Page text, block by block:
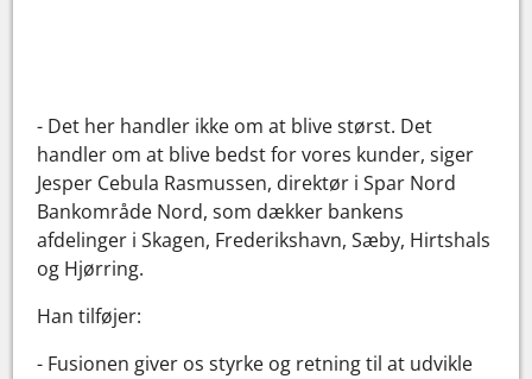
- Det her handler ikke om at blive størst. Det
handler om at blive bedst for vores kunder, siger
Jesper Cebula Rasmussen, direktør i Spar Nord
Bankområde Nord, som dækker bankens
afdelinger i Skagen, Frederikshavn, Sæby, Hirtshals
og Hjørring.
Han tilføjer:
- Fusionen giver os styrke og retning til at udvikle